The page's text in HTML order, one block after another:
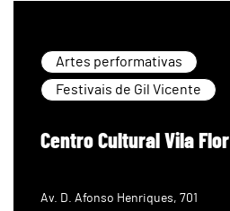
Artes performativas
Festivais de Gil Vicente
Centro Cultural Vila Flor
Av. D. Afonso Henriques, 701